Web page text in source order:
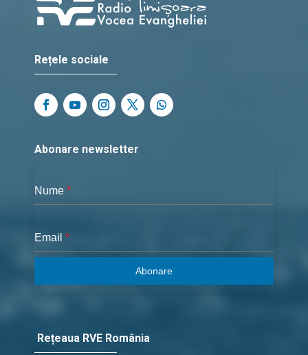
Rețele sociale
Abonare newsletter
Nume *
Email *
Abonare
Rețeaua RVE România